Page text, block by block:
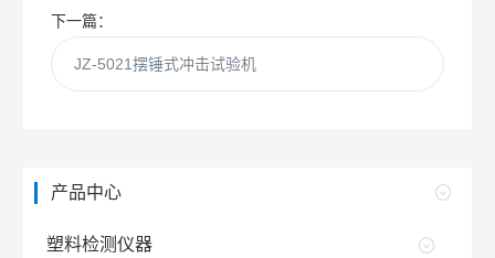
下一篇：
JZ-5021摆锤式冲击试验机
产品中心
塑料检测仪器